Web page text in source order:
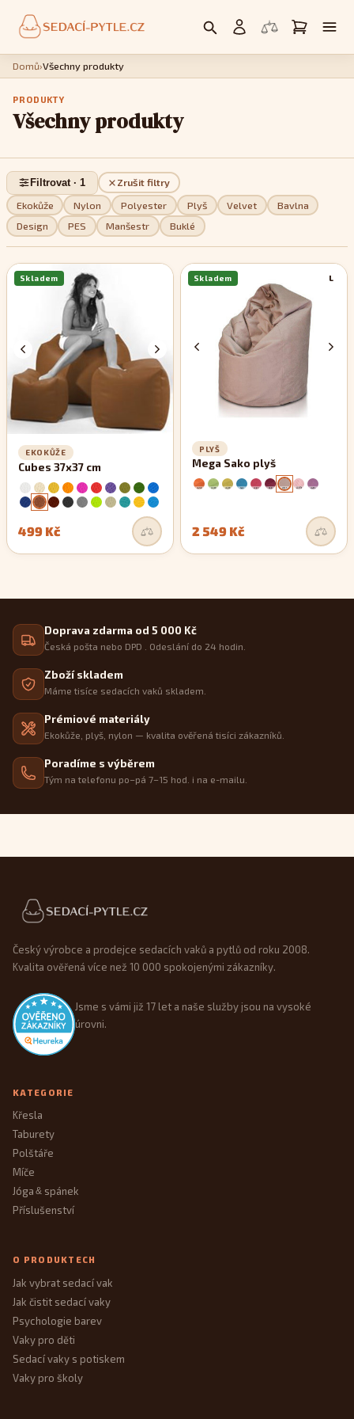
Domů›Všechny produkty
PRODUKTY
Všechny produkty
Ekokůže Nylon Polyester Plyš Velvet
Bavlna
Design
PES Manšestr Buklé
Zrušit filtry
Filtrovat · 1
Skladem
EKOKŮŽE
Cubes 37x37 cm
499 Kč
L
Skladem
PLYŠ
Mega Sako plyš
2 549 Kč
Doprava zdarma od 5 000 Kč
Česká pošta nebo DPD . Odeslání do 24 hodin.
Zboží skladem
Máme tisíce sedacích vaků skladem.
Prémiové materiály
Ekokůže, plyš, nylon — kvalita ověřená tisíci zákazníků.
Poradíme s výběrem
Tým na telefonu po–pá 7–15 hod. i na e-mailu.
Patička webu
Český výrobce a prodejce sedacích vaků a pytlů od roku 2008.
Kvalita ověřená více než 10 000 spokojenými zákazníky.
Jsme s vámi již 17 let a naše služby jsou na vysoké
úrovni.
KATEGORIE
Křesla
Taburety
Polštáře
Míče
Jóga&spánek
Příslušenství
O PRODUKTECH
Jak vybrat sedací vak
Jak čistit sedací vaky
Psychologie barev
Vaky pro děti
Sedací vaky s potiskem
Vaky pro školy